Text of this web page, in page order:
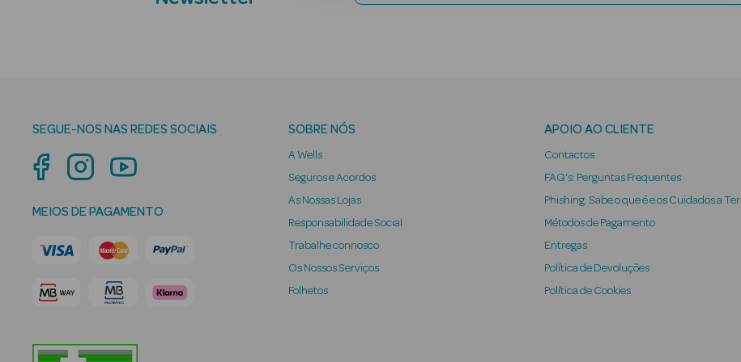
SEGUE-NOS NAS REDES SOCIAIS
MEIOS DE PAGAMENTO
SOBRE NÓS
A Wells
Seguros e Acordos
As Nossas Lojas
Responsabilidade Social
Trabalhe connosco
Os Nossos Serviços
Folhetos
APOIO AO CLIENTE
Contactos
FAQ's: Perguntas Frequentes
Phishing: Sabe o que é e os Cuidados a Ter
Métodos de Pagamento
Entregas
Política de Devoluções
Política de Cookies